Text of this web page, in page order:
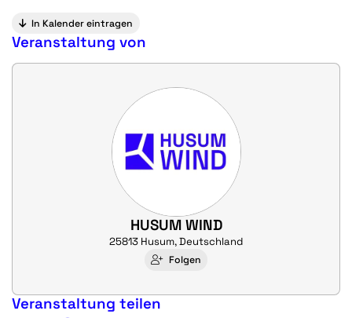
In Kalender eintragen
Veranstaltung von
HUSUM WIND
25813 Husum, Deutschland
Folgen
Veranstaltung teilen